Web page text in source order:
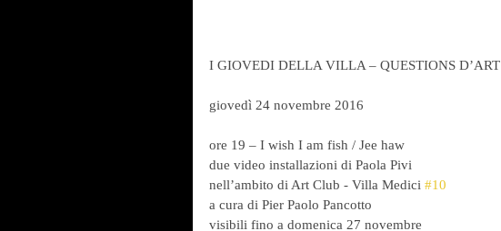
I GIOVEDI DELLA VILLA – QUESTIONS D’ART
giovedì 24 novembre 2016
ore 19 – I wish I am fish / Jee haw
due video installazioni di Paola Pivi
nell’ambito di Art Club - Villa Medici #10
a cura di Pier Paolo Pancotto
visibili fino a domenica 27 novembre